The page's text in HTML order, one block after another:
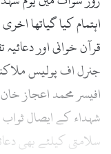
اہتمام کیا گیاتھا
قرآن خوانی اور
جنرل اف پولیس
افیسر محمد اعجاز
شہداء کے ایصال ثواب
سلامتی کیلئے بھی